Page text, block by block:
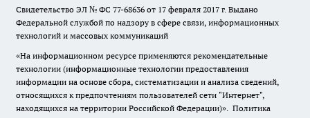
Свидетельство ЭЛ № ФС 77-68636 от 17 февраля 2017 г. Выдано
Федеральной службой по надзору в сфере связи, информационных
технологий и массовых коммуникаций
«На информационном ресурсе применяются рекомендательные
технологии (информационные технологии предоставления
информации на основе сбора, систематизации и анализа сведений,
относящихся к предпочтениям пользователей сети "Интернет",
находящихся на территории Российской Федерации)». Политика